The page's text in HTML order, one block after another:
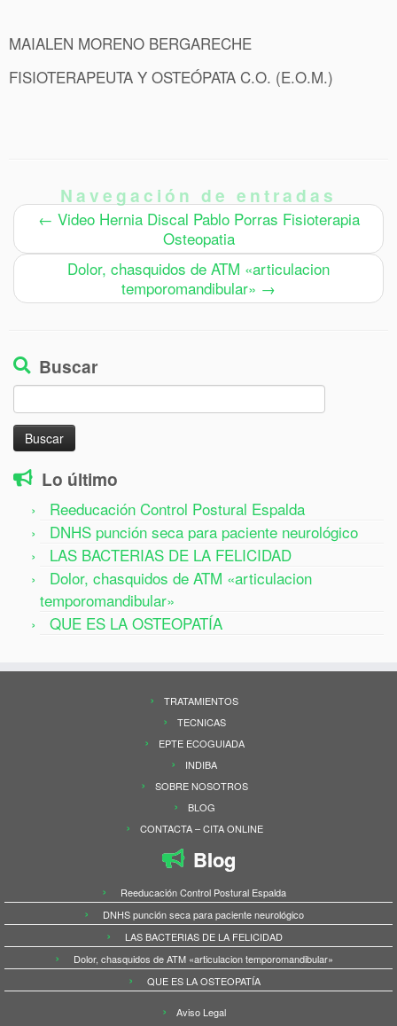
MAIALEN MORENO BERGARECHE
FISIOTERAPEUTA Y OSTEÓPATA C.O. (E.O.M.)
Navegación de entradas
← Video Hernia Discal Pablo Porras Fisioterapia
Osteopatia
Dolor, chasquidos de ATM «articulacion
temporomandibular» →
Buscar
Lo último
Reeducación Control Postural Espalda
DNHS punción seca para paciente neurológico
LAS BACTERIAS DE LA FELICIDAD
Dolor, chasquidos de ATM «articulacion
temporomandibular»
QUE ES LA OSTEOPATÍA
TRATAMIENTOS
TECNICAS
EPTE ECOGUIADA
INDIBA
SOBRE NOSOTROS
BLOG
CONTACTA – CITA ONLINE
Blog
Reeducación Control Postural Espalda
DNHS punción seca para paciente neurológico
LAS BACTERIAS DE LA FELICIDAD
Dolor, chasquidos de ATM «articulacion temporomandibular»
QUE ES LA OSTEOPATÍA
Aviso Legal